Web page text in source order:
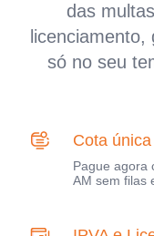
das
só no seu
Cota
Pague agora
AM sem filas